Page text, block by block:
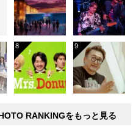
RANKINGをもっと見る